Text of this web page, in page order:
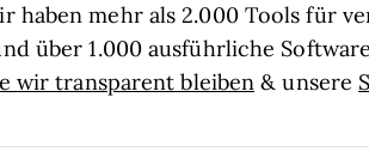
haben mehr als 2.000 Tools für
über 1.000 ausführliche
wir transparent bleiben & unsere